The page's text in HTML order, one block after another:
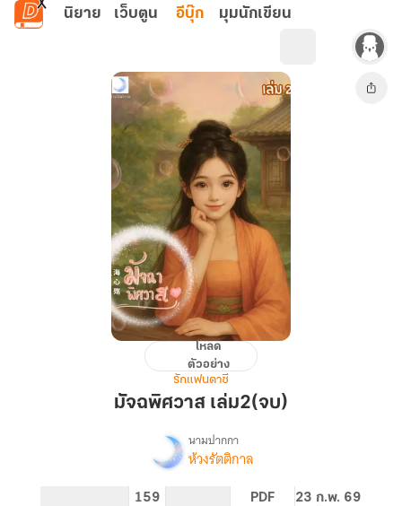
ข้ามไปยังเนื้อหาหลัก
นิยาย เว็บตูน อีบุ๊ก มุมนักเขียน
พิศวาส
เล่ม2(จบ)
โหลด
ตัวอย่าง
รักแฟนตาซี
มัจฉพิศวาส เล่ม2(จบ)
เรื่อง
พิศวาส
นามปากกา
ห้วงรัตติกาล
159 PDF 23 ก.พ. 69